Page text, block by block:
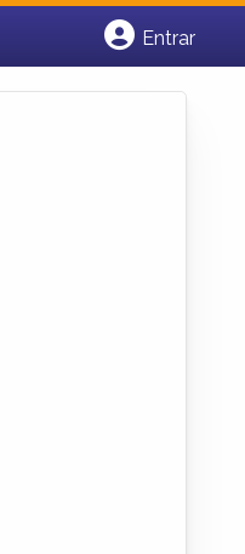
Entrar